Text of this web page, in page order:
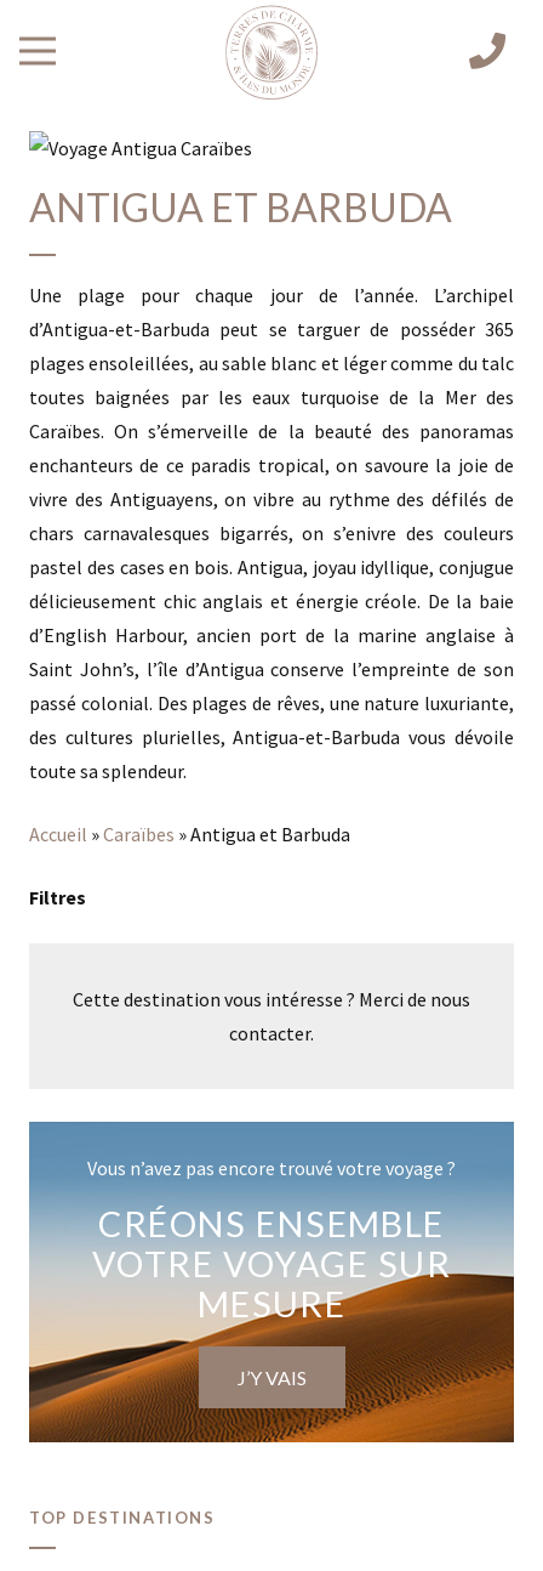
ANTIGUA ET BARBUDA
Une plage pour chaque jour de l’année. L’archipel
d’Antigua-et-Barbuda peut se targuer de posséder 365
plages ensoleillées, au sable blanc et léger comme du talc
toutes baignées par les eaux turquoise de la Mer des
Caraïbes. On s’émerveille de la beauté des panoramas
enchanteurs de ce paradis tropical, on savoure la joie de
vivre des Antiguayens, on vibre au rythme des défilés de
chars carnavalesques bigarrés, on s’enivre des couleurs
pastel des cases en bois. Antigua, joyau idyllique, conjugue
délicieusement chic anglais et énergie créole. De la baie
d’English Harbour, ancien port de la marine anglaise à
Saint John’s, l’île d’Antigua conserve l’empreinte de son
passé colonial. Des plages de rêves, une nature luxuriante,
des cultures plurielles, Antigua-et-Barbuda vous dévoile
toute sa splendeur.
Accueil »Caraïbes »Antigua et Barbuda
Filtres
Cette destination vous intéresse ? Merci de nous
contacter.
Vous n’avez pas encore trouvé votre voyage ?
CRÉONS ENSEMBLE
VOTRE VOYAGE SUR
MESURE
J’Y VAIS
TOP DESTINATIONS